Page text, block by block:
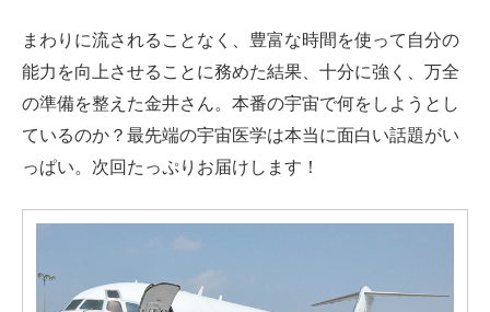
まわりに流されることなく、豊富な時間を使って自分の
能力を向上させることに務めた結果、十分に強く、万全
の準備を整えた金井さん。本番の宇宙で何をしようとし
ているのか？最先端の宇宙医学は本当に面白い話題がい
っぱい。次回たっぷりお届けします！